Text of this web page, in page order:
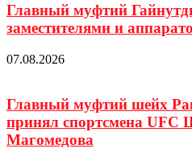
Главный муфтий
заместителями и
07.08.2026
Главный муфтий шейх
принял спортсмена UFC
Магомедова